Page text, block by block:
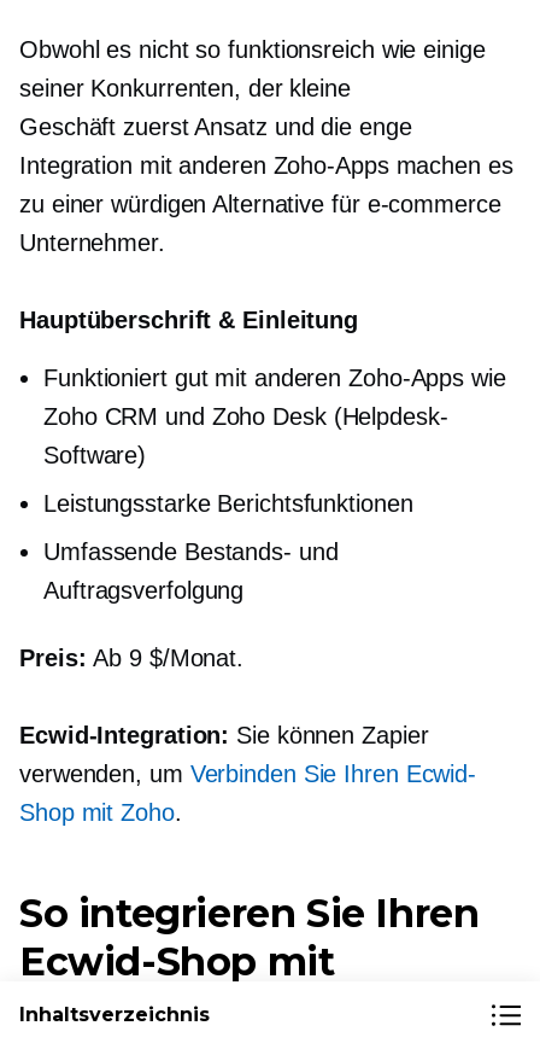
Obwohl es nicht sofunktionsreich wie einige
seiner Konkurrenten, der kleine
Geschäft zuerstAnsatz und die enge
Integration mit anderen Zoho-Apps machen es
zu einer würdigen Alternative für e-commerce
Unternehmer.
Hauptüberschrift & Einleitung
Funktioniert gut mit anderen Zoho-Apps wie
Zoho CRM und Zoho Desk (Helpdesk-
Software)
Leistungsstarke Berichtsfunktionen
Umfassende Bestands- und
Auftragsverfolgung
Preis:Ab 9 $/Monat.
Ecwid-Integration: Sie können Zapier
verwenden, um Verbinden Sie Ihren Ecwid-
Shop mit Zoho.
So integrieren Sie Ihren
Ecwid-Shop mit
Buchhaltungstools
Inhaltsverzeichnis